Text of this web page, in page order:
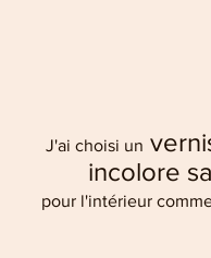
J'ai choisi un
incolore
pour l'intérieur